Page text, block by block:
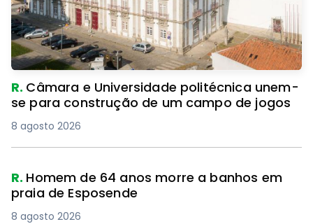
R. Câmara e Universidade politécnica unem-
se para construção de um campo de jogos
8 agosto 2026
R. Homem de 64 anos morre a banhos em
praia de Esposende
8 agosto 2026